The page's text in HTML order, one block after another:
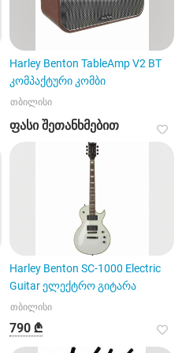
Harley Benton TableAmp V2 BT
კომპაქტური კომბი
თბილისი
ფასი შეთანხმებით
Harley Benton SC-1000 Electric
Guitar ელექტრო გიტარა
თბილისი
790 ₾